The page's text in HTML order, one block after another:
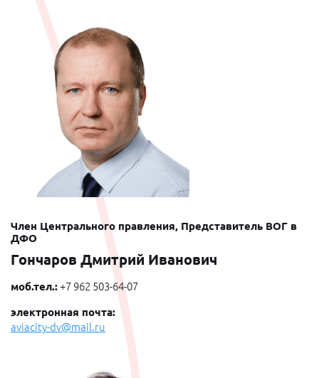
Член Центрального правления, Представитель ВОГ в
ДФО
Гончаров Дмитрий Иванович
моб.тел.:+7 962 503-64-07
электронная почта:
aviacity-dv@mail.ru